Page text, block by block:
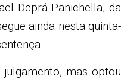
Deprá Panichella, da
ainda nesta quinta-
julgamento, mas optou